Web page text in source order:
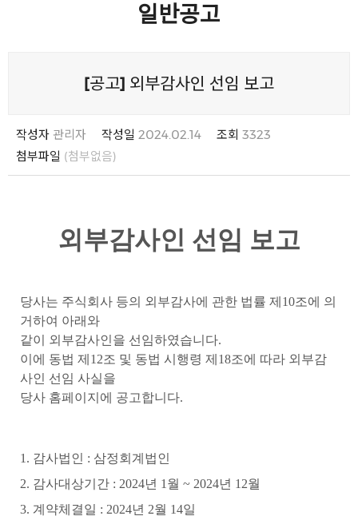
일반공고
[공고] 외부감사인 선임 보고
작성자 관리자 작성일 2024.02.14 조회 3323
첨부파일 (첨부없음)
외부감사인 선임 보고
당사는 주식회사 등의 외부감사에 관한 법률 제 10조에 의
거하여 아래와
같이 외부감사인을 선임하였습니다.
이에 동법 제 12조 및 동법 시행령 제 18조에 따라 외부감
사인 선임 사실을
당사 홈페이지에 공고합니다.
1. 감사법인 : 삼정회계법인
2. 감사대상기간 : 2024년 1 월 ~ 2024년 12월
3. 계약체결일 : 2024년 2월 14일